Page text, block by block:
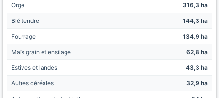
Orge 316,3 ha
Blé tendre 144,3 ha
Fourrage 134,9 ha
Maïs grain et ensilage 62,8 ha
Estives et landes 43,3 ha
Autres céréales 32,9 ha